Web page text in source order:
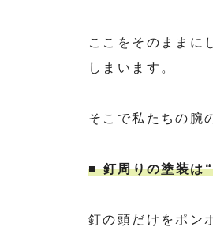
ここをそのままに
しまいます。
そこで私たちの腕
■ 釘周りの塗装は
釘の頭だけをポン